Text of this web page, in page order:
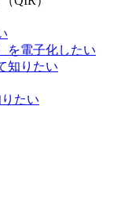
を電子化したい
知りたい
たい